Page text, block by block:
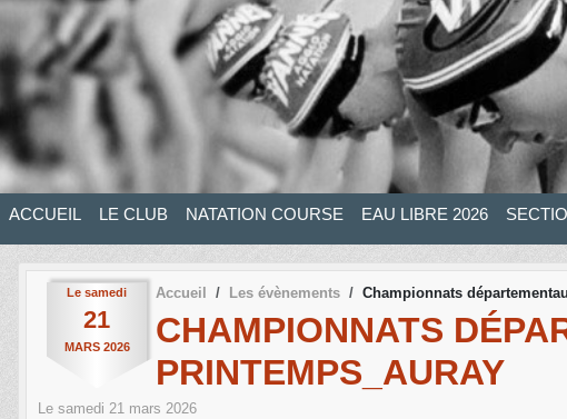
ACCUEIL LE CLUB NATATION COURSE EAU LIBRE 2026
Le samedi
21
MARS 2026
Accueil Les évènements Championnats
CHAMPIONNATS
PRINTEMPS_AURAY
Le samedi 21 mars 2026